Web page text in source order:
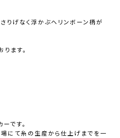
りげなく浮かぶヘリンボーン柄が
ます。
です。
にて糸の生産から仕上げまでを一